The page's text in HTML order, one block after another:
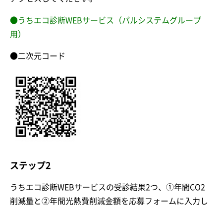
●うちエコ診断WEBサービス（パルシステムグループ
用）
●二次元コード
ステップ2
うちエコ診断WEBサービスの受診結果2つ、①年間CO2
削減量と②年間光熱費削減金額を応募フォームに入力し